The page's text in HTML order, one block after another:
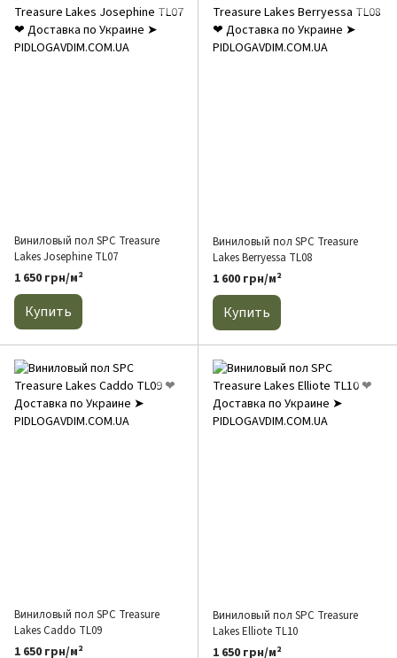
Виниловый пол SPC Treasure
Lakes Josephine TL07
1 650 грн/м²
Купить
Виниловый пол SPC Treasure
Lakes Berryessa TL08
1 600 грн/м²
Купить
Виниловый пол SPC Treasure
Lakes Caddo TL09
1 650 грн/м²
Виниловый пол SPC Treasure
Lakes Elliote TL10
1 650 грн/м²